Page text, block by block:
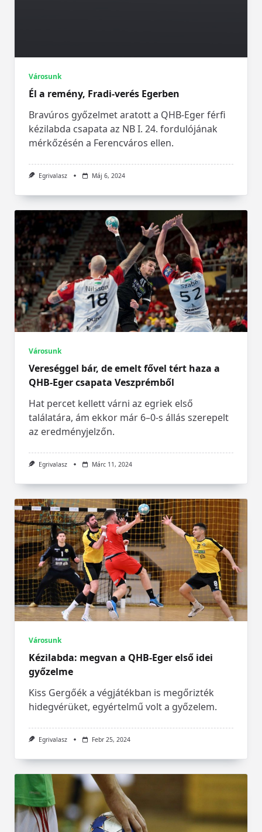
Városunk
Él a remény, Fradi-verés Egerben
Bravúros győzelmet aratott a QHB-Eger férfi
kézilabda csapata az NB I. 24. fordulójának
mérkőzésén a Ferencváros ellen.
Egrivalasz Máj 6, 2024
Városunk
Vereséggel bár, de emelt fővel tért haza a
QHB-Eger csapata Veszprémből
Hat percet kellett várni az egriek első
találatára, ám ekkor már 6–0-s állás szerepelt
az eredményjelzőn.
Egrivalasz Márc 11, 2024
Városunk
Kézilabda: megvan a QHB-Eger első idei
győzelme
Kiss Gergőék a végjátékban is megőrizték
hidegvérüket, egyértelmű volt a győzelem.
Egrivalasz Febr 25, 2024